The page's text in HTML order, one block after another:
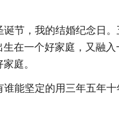
诞节，我的结婚纪念日
生在一个好家庭，又融
庭。
谁能坚定的用三年五年